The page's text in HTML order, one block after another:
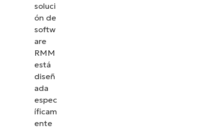
soluci
ón de
softw
are
RMM
está
diseñ
ada
espec
íficam
ente